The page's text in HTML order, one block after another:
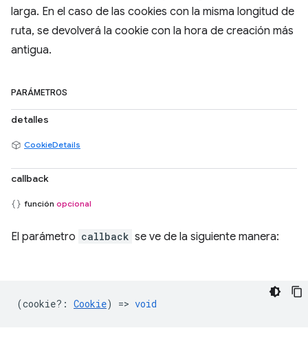
larga. En el caso de las cookies con la misma longitud de
ruta, se devolverá la cookie con la hora de creación más
antigua.
PARÁMETROS
detalles
CookieDetails
callback
función opcional
El parámetro callback se ve de la siguiente manera:
(cookie? : Cookie) => void